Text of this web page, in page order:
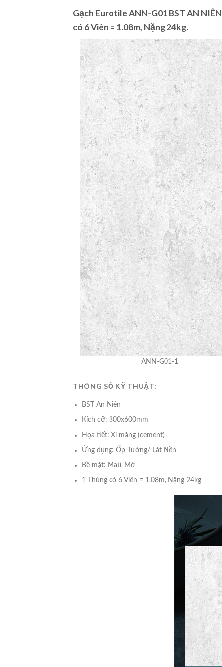
Gạch Eurotile ANN-G01 BST AN
có 6 Viên = 1.08m, Nặng 24kg.
ANN-G01-1
THÔNG SỐ KỸ THUẬT:
BST An Niên
Kích cỡ: 300x600mm
Họa tiết: Xi măng (cement)
Ứng dụng: Ốp Tường/ Lát Nền
Bề mặt: Matt Mờ
1 Thùng có 6 Viên = 1.08m, Nặng 24kg